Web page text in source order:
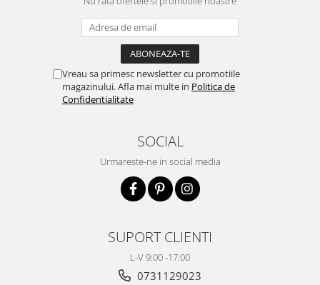
Vreau sa primesc newsletter cu promotiile
magazinului. Afla mai multe in Politica de
Confidentialitate
SOCIAL
Urmareste-ne in social media
SUPORT CLIENTI
L-V 9:00 -17:00
0731129023